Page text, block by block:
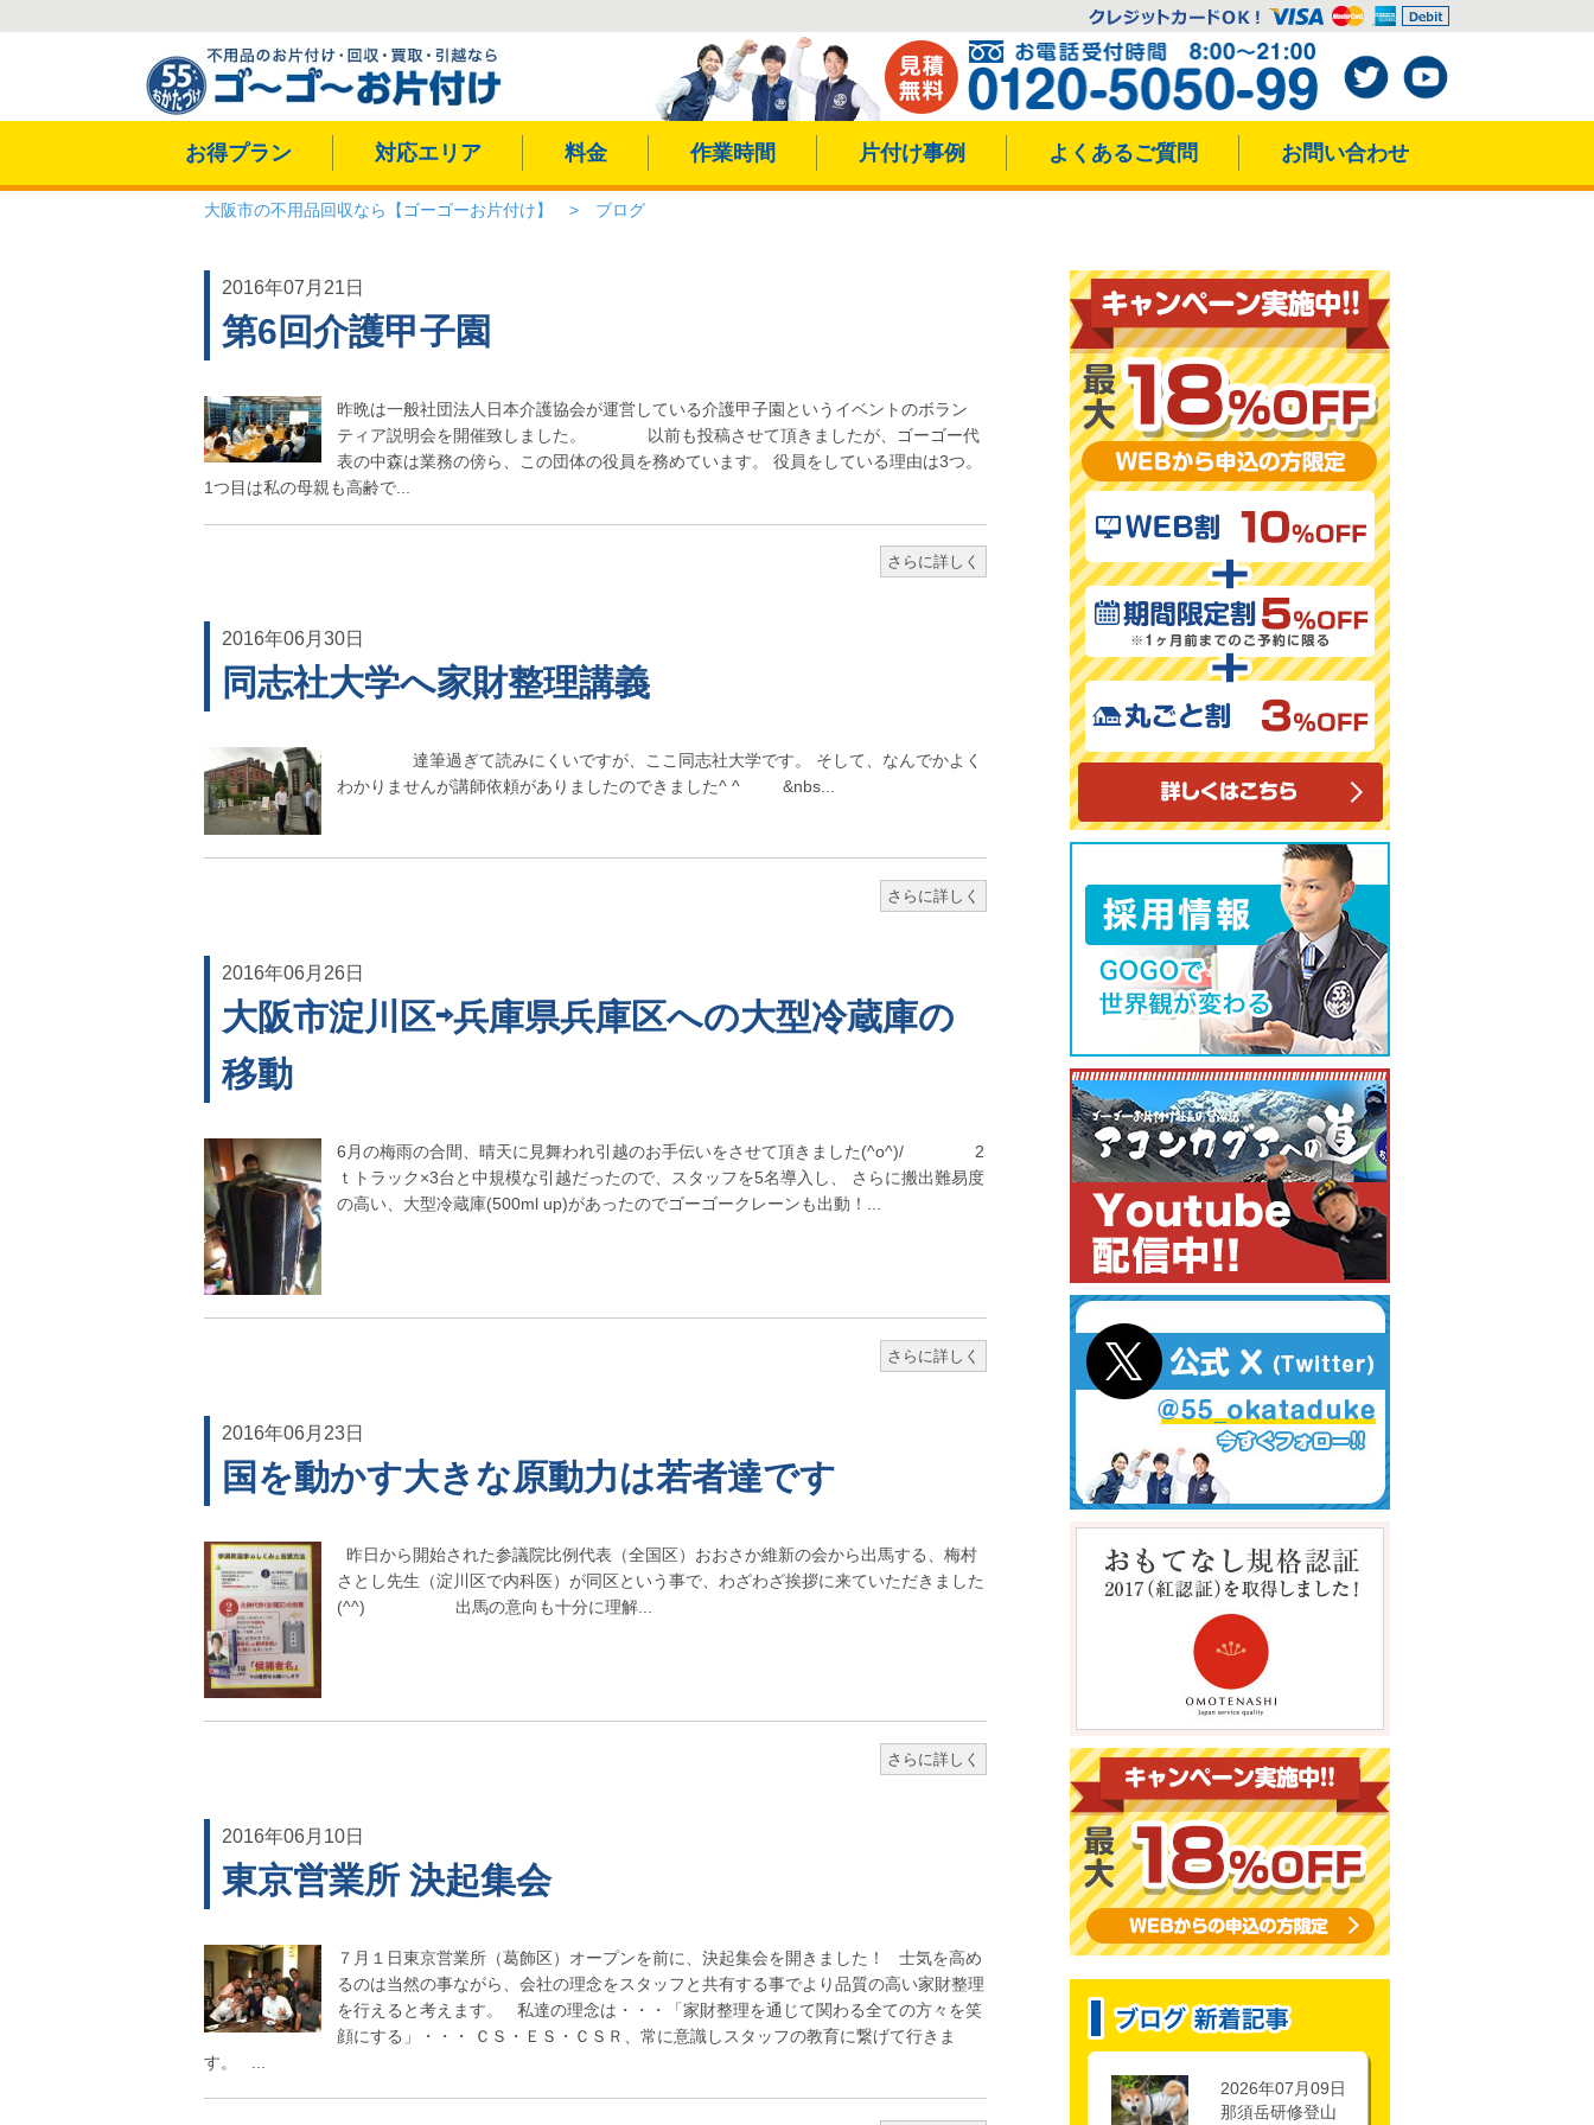
お得プラン 対応エリア 料金 作業時間 片付け事例 よくあるご質問 お問い合わせ
大阪市の不用品回収なら【ゴーゴーお片付け】 > ブログ
2016年07月21日
第6回介護甲子園
昨晩は一般社団法人日本介護協会が運営している介護甲子園というイベントのボラン
ティア説明会を開催致しました。 以前も投稿させて頂きましたが、ゴーゴー代
表の中森は業務の傍ら、この団体の役員を務めています。 役員をしている理由は3つ。
1つ目は私の母親も高齢で...
さらに詳しく
2016年06月30日
同志社大学へ家財整理講義
達筆過ぎて読みにくいですが、ここ同志社大学です。 そして、なんでかよく
わかりませんが講師依頼がありましたのできました^ ^ &nbs...
さらに詳しく
2016年06月26日
大阪市淀川区⇨兵庫県兵庫区への大型冷蔵庫の
移動
6月の梅雨の合間、晴天に見舞われ引越のお手伝いをさせて頂きました(^o^)/ 2
ｔトラック×3台と中規模な引越だったので、スタッフを5名導入し、 さらに搬出難易度
の高い、大型冷蔵庫(500ml up)があったのでゴーゴークレーンも出動！...
さらに詳しく
2016年06月23日
国を動かす大きな原動力は若者達です
昨日から開始された参議院比例代表（全国区）おおさか維新の会から出馬する、梅村
さとし先生（淀川区で内科医）が同区という事で、わざわざ挨拶に来ていただきました
(^^) 出馬の意向も十分に理解...
さらに詳しく
2016年06月10日
東京営業所 決起集会
７月１日東京営業所（葛飾区）オープンを前に、決起集会を開きました！ 士気を高め
るのは当然の事ながら、会社の理念をスタッフと共有する事でより品質の高い家財整理
を行えると考えます。 私達の理念は・・・「家財整理を通じて関わる全ての方々を笑
顔にする」・・・ ＣＳ・ＥＳ・ＣＳＲ、常に意識しスタッフの教育に繋げて行きま
す。 ...
2026年07月09日
那須岳研修登山